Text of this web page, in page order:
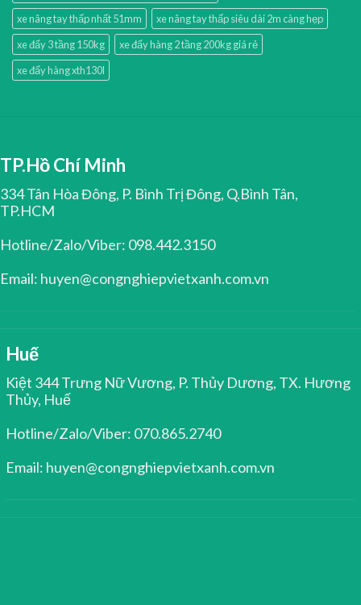
xe nâng tay thấp nhất 51mm
xe nâng tay thấp siêu dài 2m càng hẹp
xe đẩy 3 tầng 150kg
xe đẩy hàng 2 tầng 200kg giá rẻ
xe đẩy hàng xth130l
TP.Hồ Chí Minh
334 Tân Hòa Đông, P. Bình Trị Đông, Q.Bình Tân,
TP.HCM
Hotline/Zalo/Viber: 098.442.3150
Email: huyen@congnghiepvietxanh.com.vn
Huế
Kiệt 344 Trưng Nữ Vương, P. Thủy Dương, TX. Hương
Thủy, Huế
Hotline/Zalo/Viber: 070.865.2740
Email: huyen@congnghiepvietxanh.com.vn